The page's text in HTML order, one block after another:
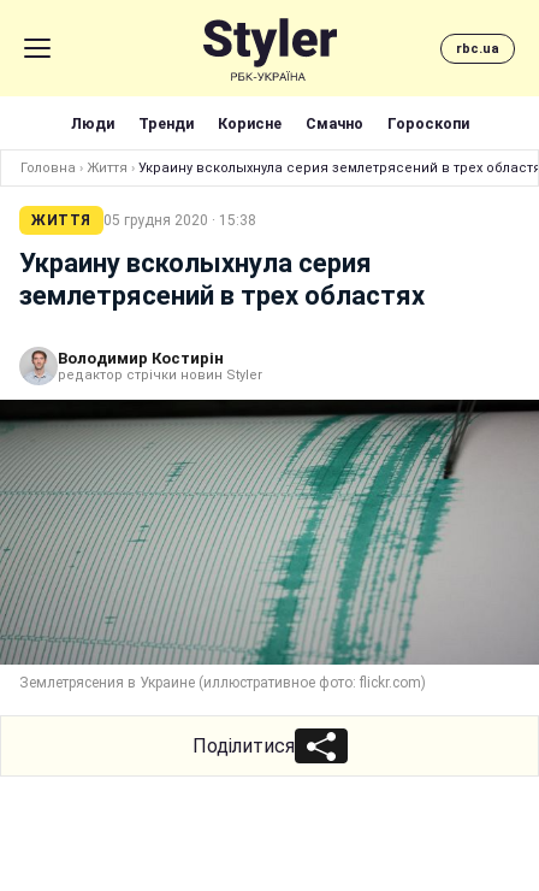
rbc.ua
Люди Тренди Корисне Смачно Гороскопи
Головна › Життя › Украину всколыхнула серия землетрясений в трех
ЖИТТЯ 05 грудня 2020 · 15:38
Украину всколыхнула серия
землетрясений в трех областях
Володимир Костирін
редактор стрічки новин Styler
Землетрясения в Украине (иллюстративное фото: flickr.com)
Поділитися